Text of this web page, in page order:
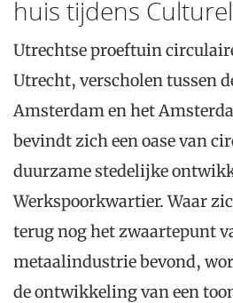
huis tijdens
Utrechtse proeftuin
Utrecht, verscholen tussen
Amsterdam en het
bevindt zich een oase van
duurzame stedelijke
Werkspoorkwartier. Waar
terug nog het zwaartepunt
metaalindustrie bevond,
de ontwikkeling van een